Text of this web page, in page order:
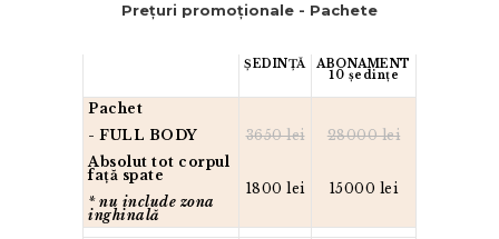
Prețuri promoționale - Pachete
ȘEDINȚĂ ABONAMENT
10 ședințe
Pachet
- FULL BODY
Absolut tot corpul
față spate
* nu include zona
inghinală
3650 lei
1800 lei
28000 lei
15000 lei